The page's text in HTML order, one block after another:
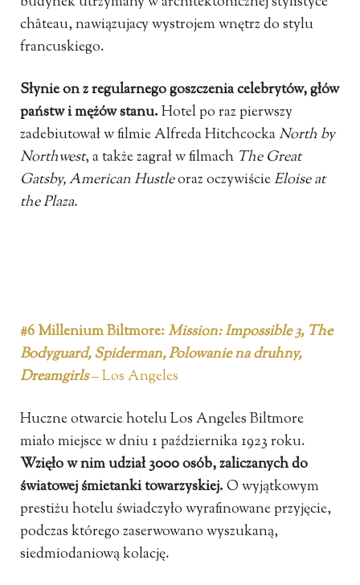
château, nawiązujacy wystrojem wnętrz do stylu
francuskiego.
Słynie on z regularnego goszczenia celebrytów, głów
państw i mężów stanu.Hotel po raz pierwszy
zadebiutował w filmie Alfreda HitchcockaNorth by
Northwest, a także zagrał w filmach The Great
Gatsby, American Hustleoraz oczywiścieEloise at
the Plaza.
#6 Millenium Biltmore:Mission: Impossible 3, The
Bodyguard, Spiderman, Polowanie na druhny,
Dreamgirls– Los Angeles
Huczne otwarcie hotelu Los Angeles Biltmore
miało miejsce w dniu 1 października 1923 roku.
Wzięło w nim udział 3000 osób, zaliczanych do
światowej śmietanki towarzyskiej.O wyjątkowym
prestiżu hotelu świadczyło wyrafinowane przyjęcie,
podczas którego zaserwowano wyszukaną,
siedmiodaniową kolację.